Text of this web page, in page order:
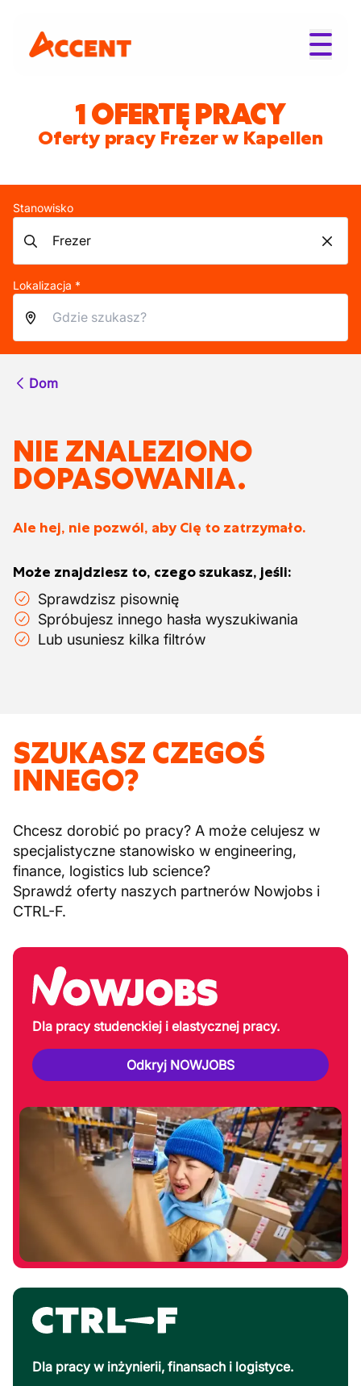
1 OFERTĘ PRACY
Oferty pracy Frezer w Kapellen
Stanowisko
Lokalizacja *
Dom
NIE ZNALEZIONO
DOPASOWANIA.
Ale hej, nie pozwól, aby Cię to zatrzymało.
Może znajdziesz to, czego szukasz, jeśli:
Sprawdzisz pisownię
Spróbujesz innego hasła wyszukiwania
Lub usuniesz kilka filtrów
SZUKASZ CZEGOŚ
INNEGO?
Chcesz dorobić po pracy? A może celujesz w
specjalistyczne stanowisko w engineering,
finance, logistics lub science?
Sprawdź oferty naszych partnerów Nowjobs i
CTRL-F.
Dla pracy studenckiej i elastycznej pracy.
Odkryj NOWJOBS
Dla pracy w inżynierii, finansach i logistyce.